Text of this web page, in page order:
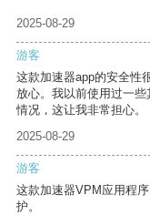
2025-08-29
游客
这款加速器app的安全性
放心。我以前使用过一
情况，这让我非常担心。
2025-08-29
游客
这款加速器VPM应用程
护。